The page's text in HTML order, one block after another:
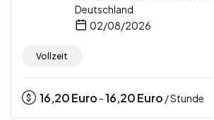
Deutschland
02/08/2026
Vollzeit
16,20Euro -16,20Euro / Stunde